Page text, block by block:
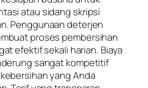
atau sidang skripsi
Penggunaan deterjen
proses pembersihan
efektif sekali harian. Biaya
sangat kompetitif
yang Anda